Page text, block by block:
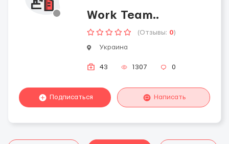
Work Team..
(Отзывы: 0)
Украина
43 1307 0
Подписаться Написать